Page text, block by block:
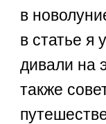
в
в статье я
дивали на
также